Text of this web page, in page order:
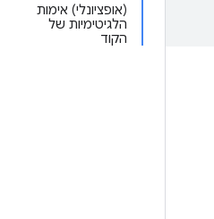
(אופציונלי) אימות
הלגיטימיות של
הקוד